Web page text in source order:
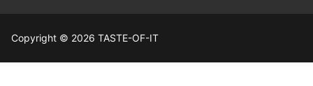
Copyright © 2026 TASTE-OF-IT